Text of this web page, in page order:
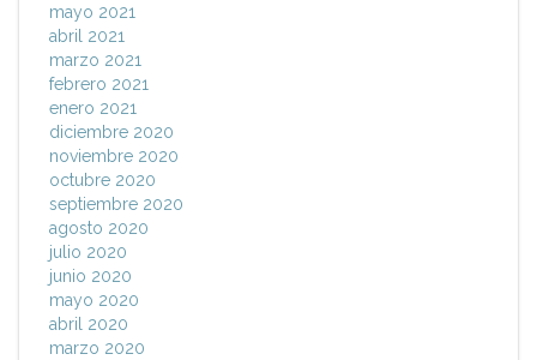
mayo 2021
abril 2021
marzo 2021
febrero 2021
enero 2021
diciembre 2020
noviembre 2020
octubre 2020
septiembre 2020
agosto 2020
julio 2020
junio 2020
mayo 2020
abril 2020
marzo 2020